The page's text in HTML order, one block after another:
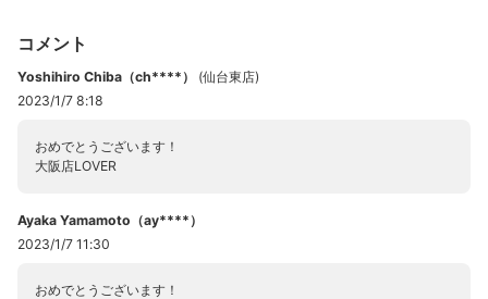
コメント
Yoshihiro Chiba（ch****） (仙台東店)
2023/1/7 8:18
おめでとうございます！
大阪店LOVER
Ayaka Yamamoto（ay****）
2023/1/7 11:30
おめでとうございます！